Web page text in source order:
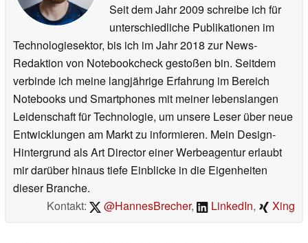
Seit dem Jahr 2009 schreibe ich für
unterschiedliche Publikationen im
Technologiesektor, bis ich im Jahr 2018 zur News-
Redaktion von Notebookcheck gestoßen bin. Seitdem
verbinde ich meine langjährige Erfahrung im Bereich
Notebooks und Smartphones mit meiner lebenslangen
Leidenschaft für Technologie, um unsere Leser über neue
Entwicklungen am Markt zu informieren. Mein Design-
Hintergrund als Art Director einer Werbeagentur erlaubt
mir darüber hinaus tiefe Einblicke in die Eigenheiten
dieser Branche.
Kontakt:
@HannesBrecher, LinkedIn, Xing